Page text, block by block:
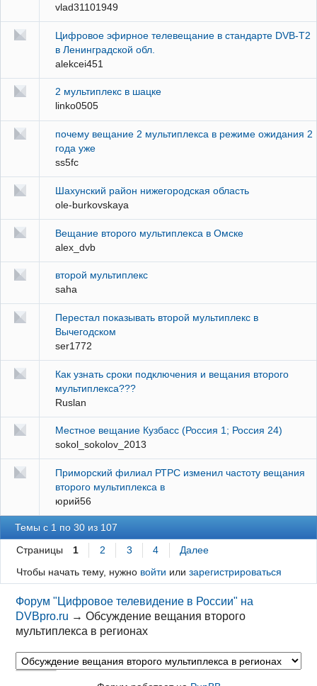
vlad31101949
Цифровое эфирное телевещание в стандарте DVB-T2
в Ленинградской обл.
alekcei451
2 мультиплекс в шацке
linko0505
почему вещание 2 мультиплекса в режиме ожидания 2
года уже
ss5fc
Шахунский район нижегородская область
ole-burkovskaya
Вещание второго мультиплекса в Омске
alex_dvb
второй мультиплекс
saha
Перестал показывать второй мультиплекс в
Вычегодском
ser1772
Как узнать сроки подключения и вещания второго
мультиплекса???
Ruslan
Местное вещание Кузбасс (Россия 1; Россия 24)
sokol_sokolov_2013
Приморский филиал РТРС изменил частоту вещания
второго мультиплекса в
юрий56
Темы с 1 по 30 из 107
Страницы 1 2 3 4
Далее
Чтобы начать тему, нужно войти или зарегистрироваться
Форум "Цифровое телевидение в России" на
DVBpro.ru →Обсуждение вещания второго
мультиплекса в регионах